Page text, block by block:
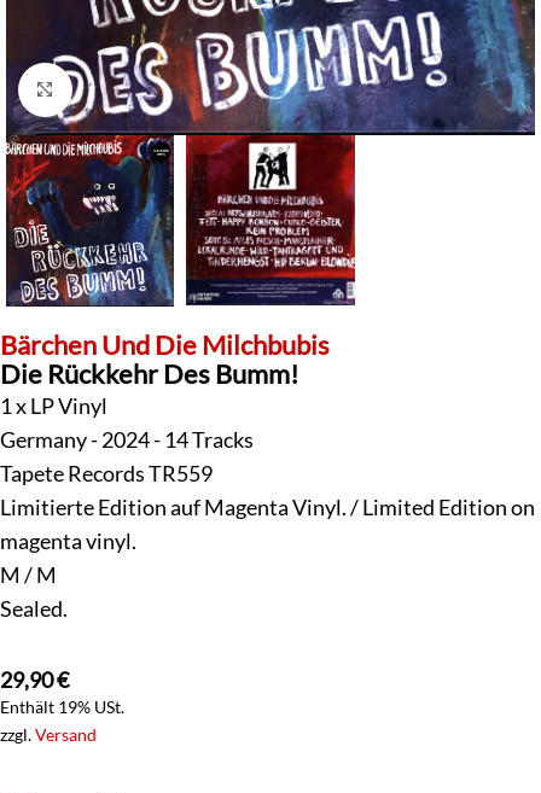
Klick zum Vergrößern
Bärchen Und Die Milchbubis
Die Rückkehr Des Bumm!
1 x LP Vinyl
Germany - 2024 - 14 Tracks
Tapete Records TR559
Limitierte Edition auf Magenta Vinyl. / Limited Edition on
magenta vinyl.
M / M
Sealed.
29,90€
Enthält 19% USt.
zzgl.Versand